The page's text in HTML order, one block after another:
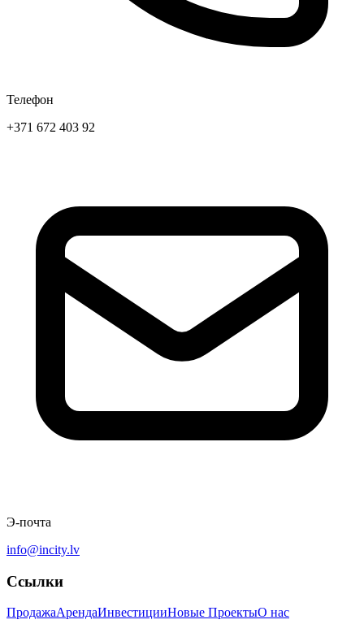
Телефон
+371 672 403 92
Э-почта
info@incity.lv
Ссылки
ПродажаАрендаИнвестицииНовые ПроектыО нас